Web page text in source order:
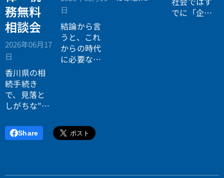
務無料
相談会
2026年06月17
日
香川県の相
続手続き
で、見落と
しがちな"落
づいていま
すか？登
日
結論から言
うと、これ
からの時代
に必要なの
です。
でに「企業
Share